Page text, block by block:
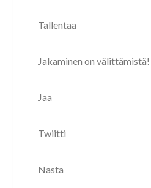
Tallentaa
Jakaminen on välittämistä!
Jaa
Twiitti
Nasta